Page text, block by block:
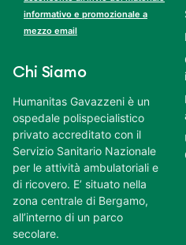
informativo e promozionale a
mezzo email
Chi Siamo
Humanitas Gavazzeni è un
ospedale polispecialistico
privato accreditato con il
Servizio Sanitario Nazionale
per le attività ambulatoriali e
di ricovero. E’ situato nella
zona centrale di Bergamo,
all’interno di un parco
secolare.